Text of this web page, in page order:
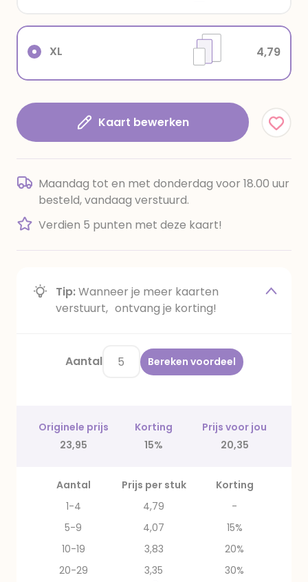
XL 4,79
Kaart bewerken
Maandag tot en met donderdag voor 18.00 uur
besteld, vandaag verstuurd.
Verdien 5 punten met deze kaart!
Tip:Wanneer je meer kaarten
verstuurt, ontvang je korting!
Aantal Bereken voordeel
Originele prijs Korting
Prijs voor jou
23,95
15% 20,35
Aantal Prijs per stuk
Korting
1-4
4,79
-
5-9
4,07
15%
10-19
3,83
20%
20-29
3,35
30%